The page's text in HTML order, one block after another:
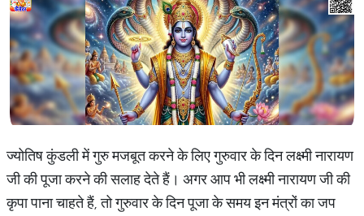
ज्योतिष कुंडली में गुरु मजबूत करने के लिए गुरुवार के दिन लक्ष्मी नारायण
जी की पूजा करने की सलाह देते हैं। अगर आप भी लक्ष्मी नारायण जी की
कृपा पाना चाहते हैं, तो गुरुवार के दिन पूजा के समय इन मंत्रों का जप